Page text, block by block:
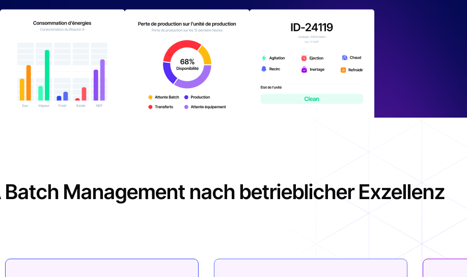
Batch Management nach betrieblicher Exzellenz